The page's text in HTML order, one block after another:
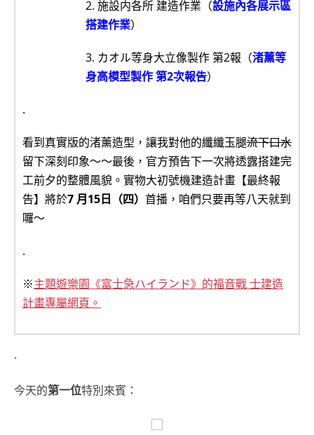
2. 施設内各所 建造作業（設施內各展示區
搭建作業）
3. カオル等身大立像製作 第2報（渚薰等
身高模型製作 第2次報告）
.
看到真實版的渚薰造型，讓我對他的纖纖玉腿流下口水
留下深刻印象～～最後，官方預告下一次將透露搭建完
工前夕的整體風貌。實物大初號機建造計畫【最終報
告】將於7 月15日（四） 首播，咱們只要再等八天就到
囉～
.
※主題遊樂園《富士急ハイランド》的福音戰 士建造
計畫專屬網頁。
.
今天的第一位特別來賓：